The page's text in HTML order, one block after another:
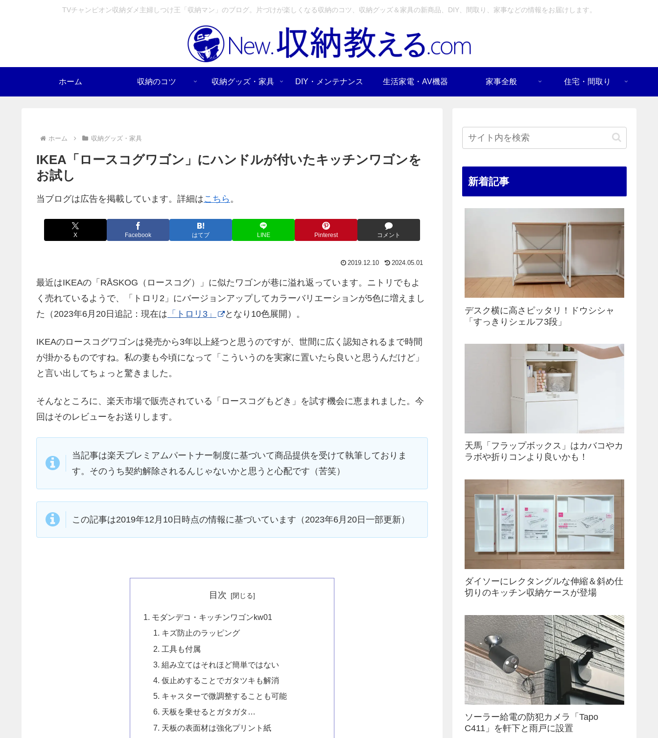
TVチャンピオン収納ダメ主婦しつけ王「収納マン」のブログ。片づけが楽しくなる収納のコツ、収納グッズ＆家具の新商品、DIY、間取り、家事などの情報をお届けします。
ホーム 収納のコツ 収納グッズ・家具 DIY・メンテナンス 生活家電・AV機器 家事全般 住宅・間取り
ホーム 収納グッズ・家具
IKEA「ロースコグワゴン」にハンドルが付いたキッチンワゴンを
お試し
当ブログは広告を掲載しています。詳細はこちら 。
X Facebook はてブ LINE Pinterest コメント
2019.12.10 2024.05.01
最近はIKEAの「RÅSKOG（ロースコグ）」に似たワゴンが巷に溢れ返っています。ニトリでもよ
く売れているようで、「トロリ2」にバージョンアップしてカラーバリエーションが5色に増えまし
た（2023年6月20日追記：現在は 「トロリ3」 となり10色展開）。
IKEAのロースコグワゴンは発売から3年以上経つと思うのですが、世間に広く認知されるまで時間
が掛かるものですね。私の妻も今頃になって「こういうのを実家に置いたら良いと思うんだけど」
と言い出してちょっと驚きました。
そんなところに、楽天市場で販売されている「ロースコグもどき」を試す機会に恵まれました。今
回はそのレビューをお送りします。
当記事は楽天プレミアムパートナー制度に基づいて商品提供を受けて執筆しておりま
す。そのうち契約解除されるんじゃないかと思うと心配です（苦笑）
この記事は2019年12月10日時点の情報に基づいています（2023年6月20日一部更新）
目次
モダンデコ・キッチンワゴンkw01
キズ防止のラッピング
工具も付属
組み立てはそれほど簡単ではない
仮止めすることでガタツキも解消
キャスターで微調整することも可能
天板を乗せるとガタガタ…
天板の表面材は強化プリント紙
新着記事
デスク横に高さピッタリ！ドウシシャ
「すっきりシェルフ3段」
天馬「フラップボックス」はカバコやカ
ラボや折りコンより良いかも！
ダイソーにレクタングルな伸縮＆斜め仕
切りのキッチン収納ケースが登場
ソーラー給電の防犯カメラ「Tapo
C411」を軒下と雨戸に設置